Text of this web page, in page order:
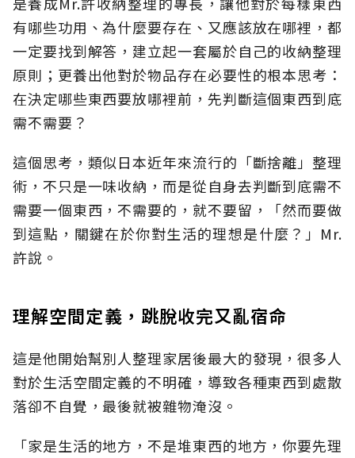
有哪些功用、為什麼要存在、又應該放在哪裡，都
一定要找到解答，建立起一套屬於自己的收納整理
原則；更養出他對於物品存在必要性的根本思考：
在決定哪些東西要放哪裡前，先判斷這個東西到底
需不需要？
這個思考，類似日本近年來流行的「斷捨離」整理
術，不只是一味收納，而是從自身去判斷到底需不
需要一個東西，不需要的，就不要留，「然而要做
到這點，關鍵在於你對生活的理想是什麼？」Mr.
許說。
理解空間定義，跳脫收完又亂宿命
這是他開始幫別人整理家居後最大的發現，很多人
對於生活空間定義的不明確，導致各種東西到處散
落卻不自覺，最後就被雜物淹沒。
「家是生活的地方，不是堆東西的地方，你要先理